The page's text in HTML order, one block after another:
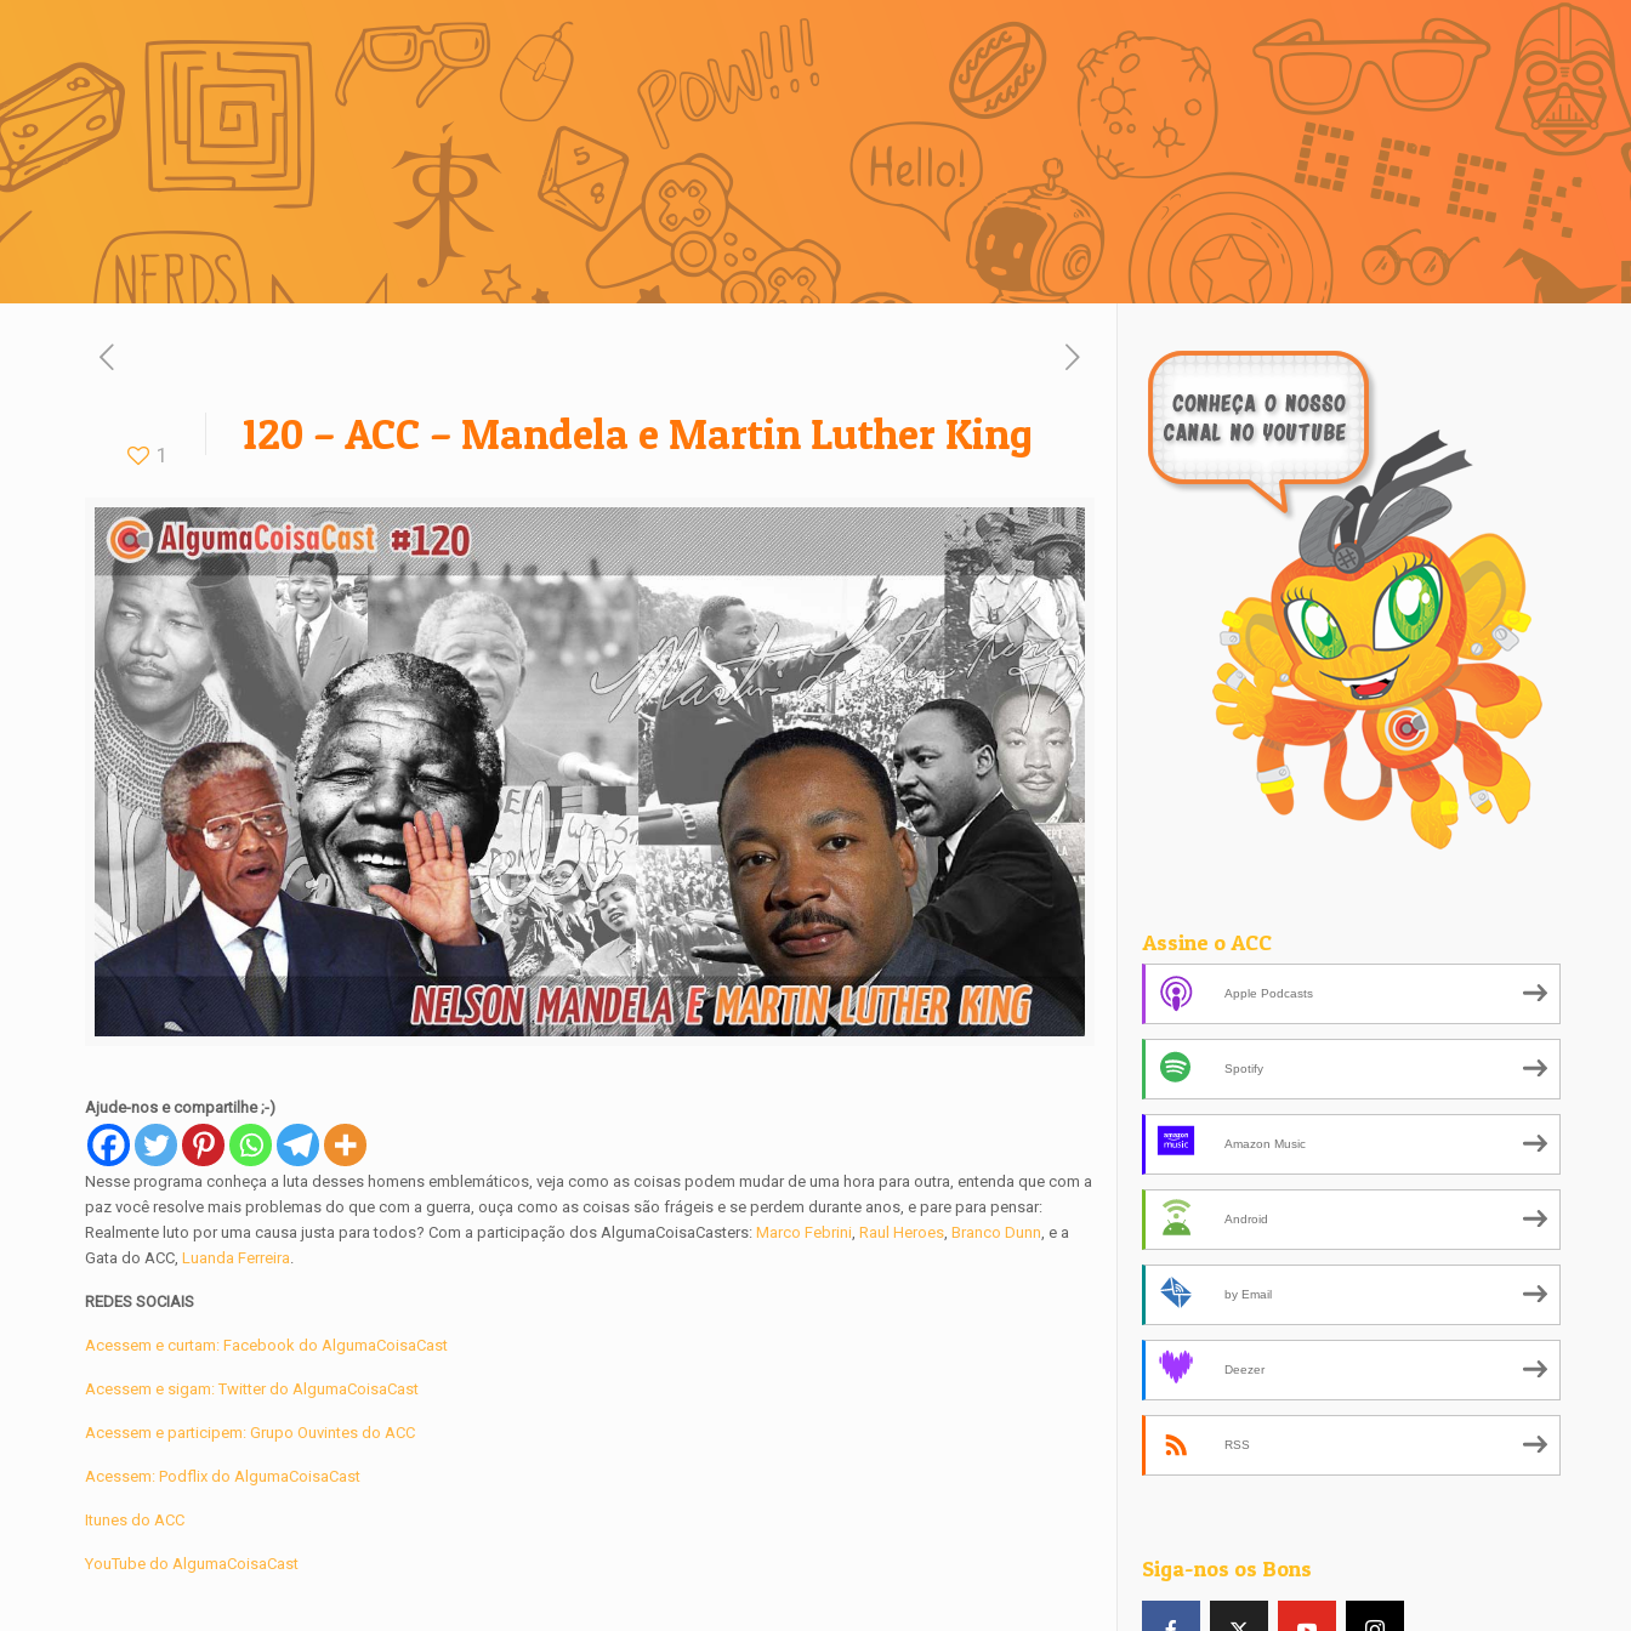
1 120 – ACC – Mandela e Martin Luther King
Ajude-nos e compartilhe ;-)
Nesse programa conheça a luta desses homens emblemáticos, veja como as coisas podem mudar de uma hora para outra, entenda que com a
paz você resolve mais problemas do que com a guerra, ouça como as coisas são frágeis e se perdem durante anos, e pare para pensar:
Realmente luto por uma causa justa para todos? Com a participação dos AlgumaCoisaCasters:Marco Febrini,Raul Heroes,Branco Dunn, e a
Gata do ACC, Luanda Ferreira.
REDES SOCIAIS
Acessem e curtam: Facebook do AlgumaCoisaCast
Acessem e sigam: Twitter do AlgumaCoisaCast
Acessem e participem: Grupo Ouvintes do ACC
Acessem: Podflix do AlgumaCoisaCast
Itunes do ACC
YouTube do AlgumaCoisaCast
Assine o ACC
Apple Podcasts
Spotify
Amazon Music
Android
by Email
Deezer
RSS
Siga-nos os Bons